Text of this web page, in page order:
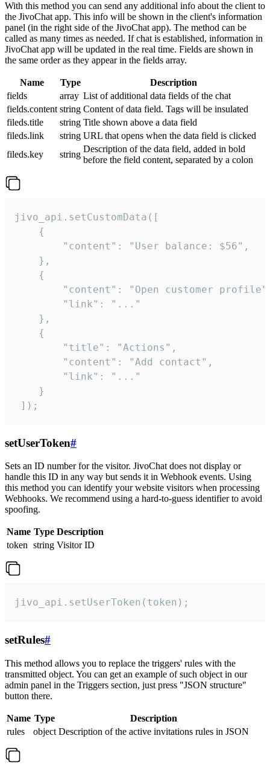
With this method you can send any additional info about the client to
the JivoChat app. This info will be shown in the client's information
panel (in the right side of the JivoChat app). The method can be
called as many times as needed. If chat is established, information in
JivoChat app will be updated in the real time. Fields are shown in
the same order as they appear in the fields array.
Name Type
Description
fields
array List of additional data fields of the chat
fields.content string Content of data field. Tags will be insulated
fileds.title
string Title shown above a data field
fileds.link
string URL that opens when the data field is clicked
fileds.key
string
Description of the data field, added in bold
before the field content, separated by a colon
jivo_api.setCustomData([
    {
        "content": "User balance: $56",
    },
    {
"content": "Open customer
        "link": "..."
    },
    {
        "title": "Actions",
        "content": "Add contact",
        "link": "..."
    }
]);
setUserToken#
Sets an ID number for the visitor. JivoChat does not display or
handle this ID in any way but sends it in Webhook events. Using
this method you can identify your website visitors when processing
Webhooks. We recommend using a hard-to-guess identifier to avoid
spoofing.
Name Type Description
token string Visitor ID
jivo_api.setUserToken(token);
setRules#
This method allows you to replace the triggers' rules with the
transmitted object. You can get an example of such object in our
admin panel in the Triggers section, just press "JSON structure"
button there.
Name Type
Description
rules
object Description of the active invitations rules in JSON